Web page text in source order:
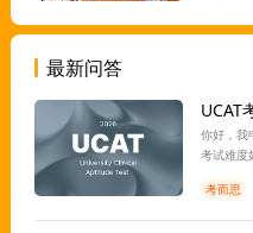
最新问答
UCAT
你好，我
考试难度
考而思